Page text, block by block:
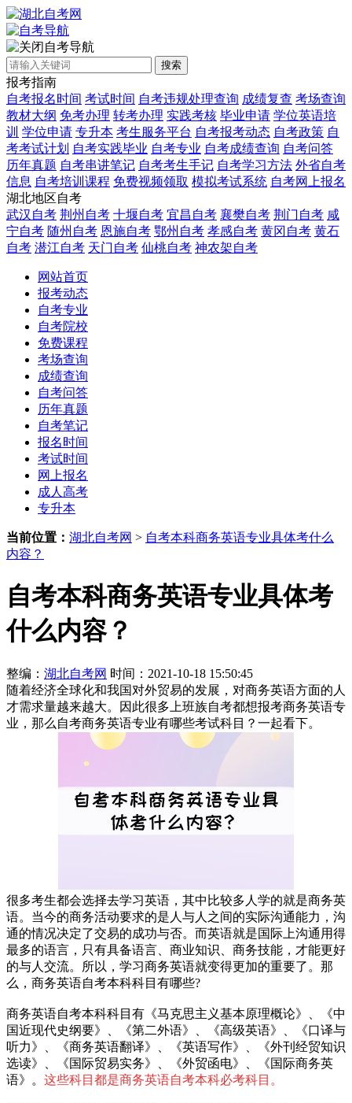
自考导航
搜索
报考指南
自考报名时间 考试时间 自考违规处理查询 成绩复查 考场查询
教材大纲 免考办理 转考办理 实践考核 毕业申请 学位英语培
训 学位申请 专升本 考生服务平台 自考报考动态 自考政策 自
考考试计划 自考实践毕业 自考专业 自考成绩查询 自考问答
历年真题 自考串讲笔记 自考考生手记 自考学习方法 外省自考
信息 自考培训课程 免费视频领取 模拟考试系统 自考网上报名
湖北地区自考
武汉自考 荆州自考 十堰自考 宜昌自考 襄樊自考 荆门自考 咸
宁自考 随州自考 恩施自考 鄂州自考 孝感自考 黄冈自考 黄石
自考 潜江自考 天门自考 仙桃自考 神农架自考
网站首页
报考动态
自考专业
自考院校
免费课程
考场查询
成绩查询
自考问答
历年真题
自考笔记
报名时间
考试时间
网上报名
成人高考
专升本
当前位置： 湖北自考网 > 自考本科商务英语专业具体考什么
内容？
自考本科商务英语专业具体考
什么内容？
整编： 湖北自考网 时间：2021-10-18 15:50:45
随着经济全球化和我国对外贸易的发展，对商务英语方面的人
才需求量越来越大。因此很多上班族自考都想报考商务英语专
业，那么自考商务英语专业有哪些考试科目？一起看下。
很多考生都会选择去学习英语，其中比较多人学的就是商务英
语。当今的商务活动要求的是人与人之间的实际沟通能力，沟
通的情况决定了交易的成功与否。而英语就是国际上沟通用得
最多的语言，只有具备语言、商业知识、商务技能，才能更好
的与人交流。所以，学习商务英语就变得更加的重要了。那
么，商务英语自考本科科目有哪些?
商务英语自考本科科目有《马克思主义基本原理概论》、《中
国近现代史纲要》、《第二外语》、《高级英语》、《口译与
听力》、《商务英语翻译》、《英语写作》、《外刊经贸知识
选读》、《国际贸易实务》、《外贸函电》、《国际商务英
语》。 这些科目都是商务英语自考本科必考科目。